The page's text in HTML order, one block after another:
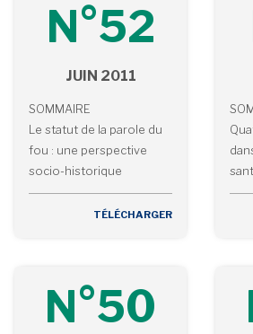
N°52
JUIN 2011
SOMMAIRE
Le statut de la parole du
fou : une perspective
socio-historique
TÉLÉCHARGER
N°50